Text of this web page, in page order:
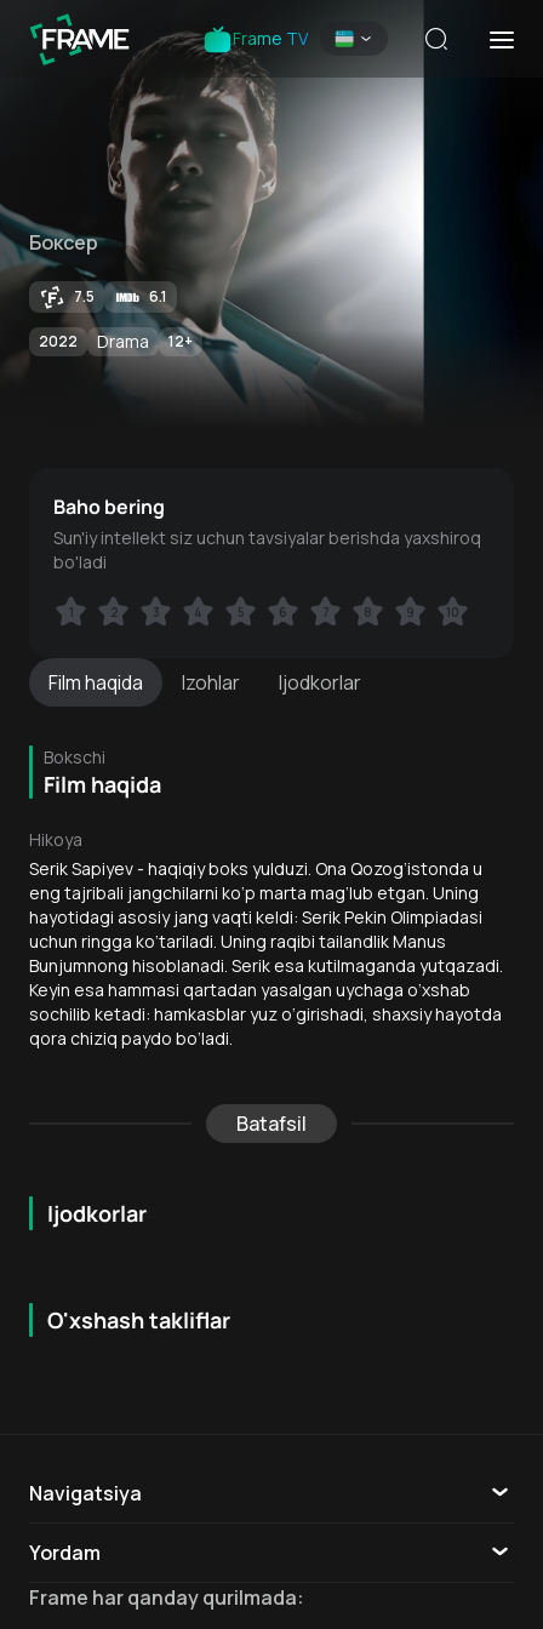
Frame TV
Боксер
7.5 6.1
2022 Drama 12+
Filmhaqida Izohlar Ijodkorlar
Bokschi
Film haqida
Hikoya
Serik Sapiyev - haqiqiy boks yulduzi. Ona Qozog‘istonda u
eng tajribali jangchilarni ko‘p marta mag‘lub etgan. Uning
hayotidagi asosiy jang vaqti keldi: Serik Pekin Olimpiadasi
uchun ringga ko‘tariladi. Uning raqibi tailandlik Manus
Bunjumnong hisoblanadi. Serik esa kutilmaganda yutqazadi.
Keyin esa hammasi qartadan yasalgan uychaga o‘xshab
sochilib ketadi: hamkasblar yuz o‘girishadi, shaxsiy hayotda
qora chiziq paydo bo‘ladi.
Batafsil
Ijodkorlar
Baho bering
Sun'iy intellekt siz uchun tavsiyalar berishda yaxshiroq
bo'ladi
1 2 3 4 5 6 7 8 9 10
1 2 3 4 5 6 7 8 9 10
O'xshash takliflar
6 + 8.1
Navigatsiya
Yordam
Aloqa
Frame har qanday qurilmada: